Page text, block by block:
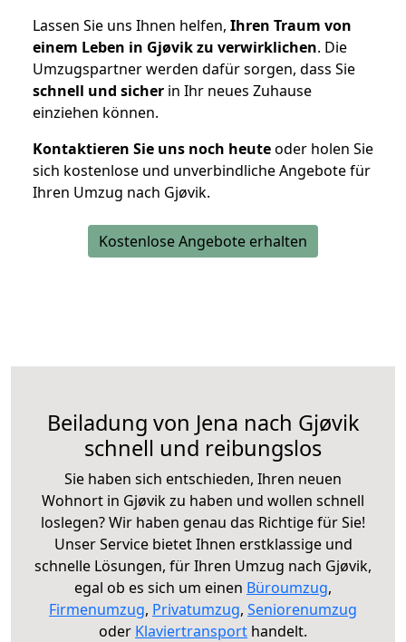
Lassen Sie uns Ihnen helfen, Ihren Traum von
einem Leben in Gjøvik zu verwirklichen. Die
Umzugspartner werden dafür sorgen, dass Sie
schnell und sicher in Ihr neues Zuhause
einziehen können.
Kontaktieren Sie uns noch heuteoder holen Sie
sich kostenlose und unverbindliche Angebote für
Ihren Umzug nach Gjøvik.
Kostenlose Angebote erhalten
Beiladung von Jena nach Gjøvik
schnell und reibungslos
Sie haben sich entschieden, Ihren neuen
Wohnort in Gjøvik zu haben und wollen schnell
loslegen? Wir haben genau das Richtige für Sie!
Unser Service bietet Ihnen erstklassige und
schnelle Lösungen, für Ihren Umzug nach Gjøvik,
egal ob es sich um einen Büroumzug,
Firmenumzug, Privatumzug, Seniorenumzug
oder Klaviertransport handelt.